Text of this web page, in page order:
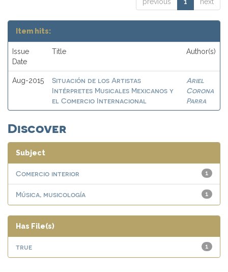
Item hits:
Issue
Date
Title Author(s)
Aug-2015
Situación de los Artistas
Intérpretes Musicales Mexicanos y
el Comercio Internacional
Ariel
Corona
Parra
Discover
Subject
1
Comercio interior
1
Música, musicología
Has File(s)
1
true